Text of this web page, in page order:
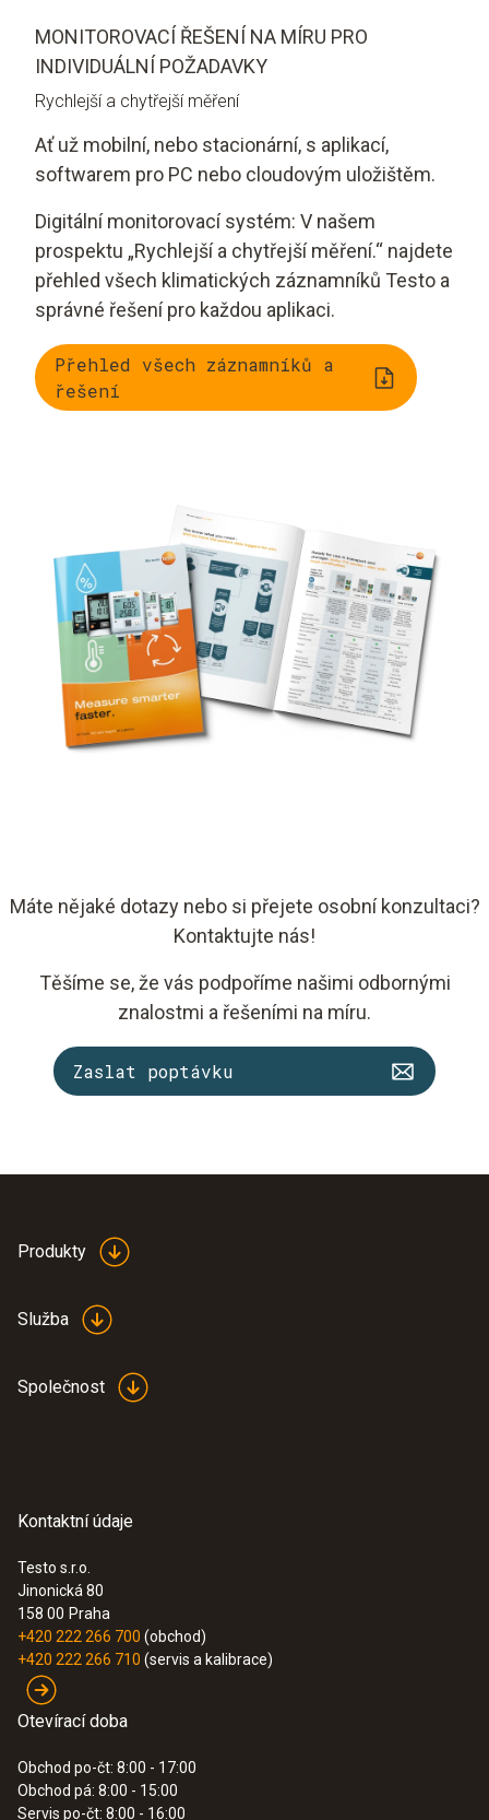
MONITOROVACÍ ŘEŠENÍ NA MÍRU PRO
INDIVIDUÁLNÍ POŽADAVKY
Rychlejší a chytřejší měření
Ať už mobilní, nebo stacionární, s aplikací,
softwarem pro PC nebo cloudovým uložištěm.
Digitální monitorovací systém: V našem
prospektu „Rychlejší a chytřejší měření.“ najdete
přehled všech klimatických záznamníků Testo a
správné řešení pro každou aplikaci.
Přehled všech záznamníků a
řešení
Máte nějaké dotazy nebo si přejete osobní konzultaci?
Kontaktujte nás!
Těšíme se, že vás podpoříme našimi odbornými
znalostmi a řešeními na míru.
Zaslat poptávku
Produkty
Služba
Společnost
Kontaktní údaje
Testo s.r.o.
Jinonická 80
158 00 Praha
+420 222 266 700 (obchod)
+420 222 266 710 (servis a kalibrace)
Otevírací doba
Obchod po-čt: 8:00 - 17:00
Obchod pá: 8:00 - 15:00
Servis po-čt: 8:00 - 16:00